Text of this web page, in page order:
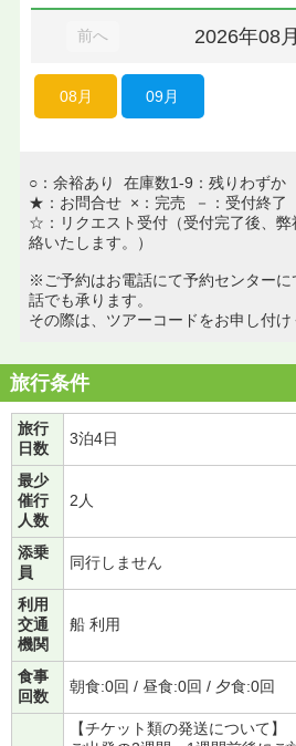
前へ 2026年08月
08月 09月
○：余裕あり 在庫数1-9：残りわずか
★：お問合せ ×：完売 －：受付終了
☆：リクエスト受付（受付完了後、弊
絡いたします。）
※ご予約はお電話にて予約センター
話でも承ります。
その際は、ツアーコードをお申し付け
旅行条件
旅行
日数
3泊4日
最少
催行
人数
2人
添乗
員
同行しません
利用
交通
機関
船 利用
食事
回数
朝食:0回 / 昼食:0回 / 夕食:0回
【チケット類の発送について】